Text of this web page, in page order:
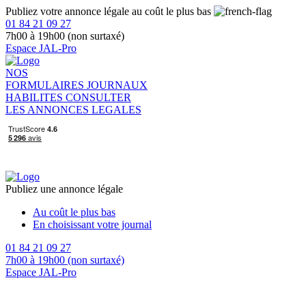
Publiez votre annonce légale au coût le plus bas
01 84 21 09 27
7h00 à 19h00 (non surtaxé)
Espace JAL-Pro
NOS
FORMULAIRES JOURNAUX
HABILITES CONSULTER
LES ANNONCES LEGALES
Publiez une annonce légale
Au coût le plus bas
En choisissant votre journal
01 84 21 09 27
7h00 à 19h00 (non surtaxé)
Espace JAL-Pro